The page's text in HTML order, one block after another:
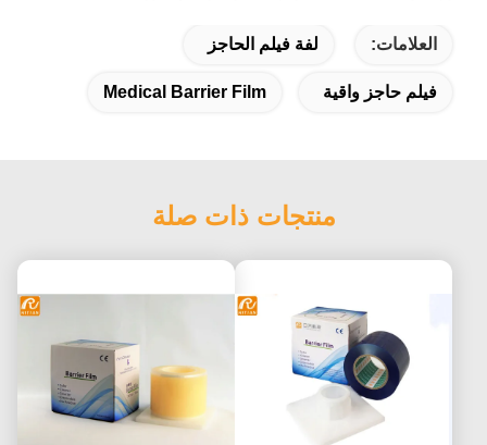
العلامات: لفة فيلم الحاجز
فيلم حاجز واقية Medical Barrier Film
منتجات ذات صلة